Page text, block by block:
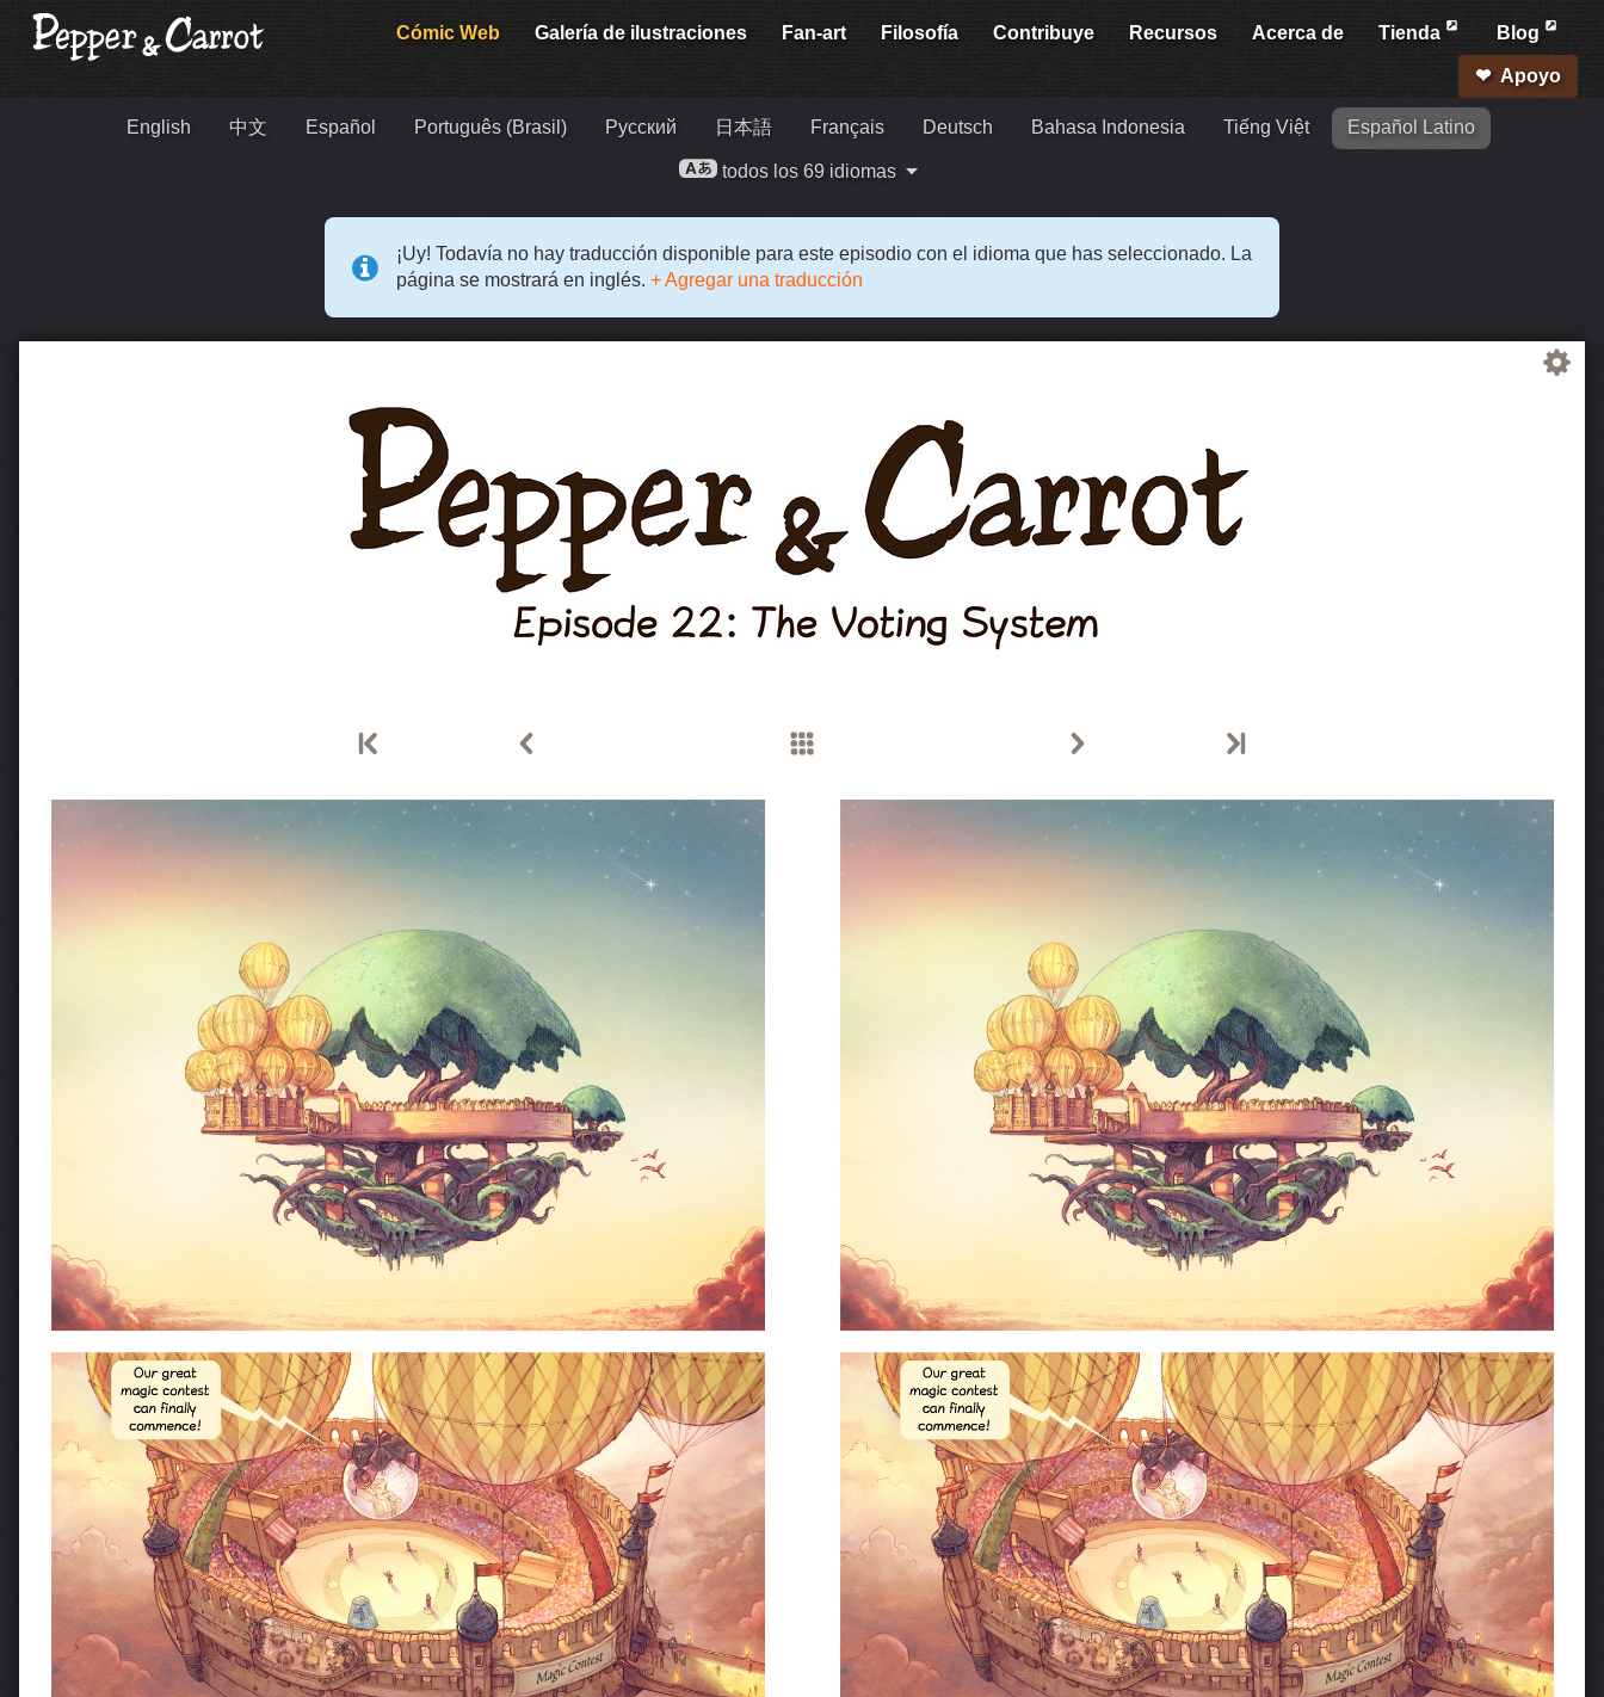
Cómic Web Galería de ilustraciones Fan-art Filosofía Contribuye Recursos Acerca de Tienda Blog
Apoyo
English 中文 Español Português (Brasil) Русский 日本語 Français Deutsch Bahasa Indonesia Tiếng Việt Español Latino
todos los 69 idiomas
¡Uy! Todavía no hay traducción disponible para este episodio con el idioma que has seleccionado. La
página se mostrará en inglés. + Agregar una traducción